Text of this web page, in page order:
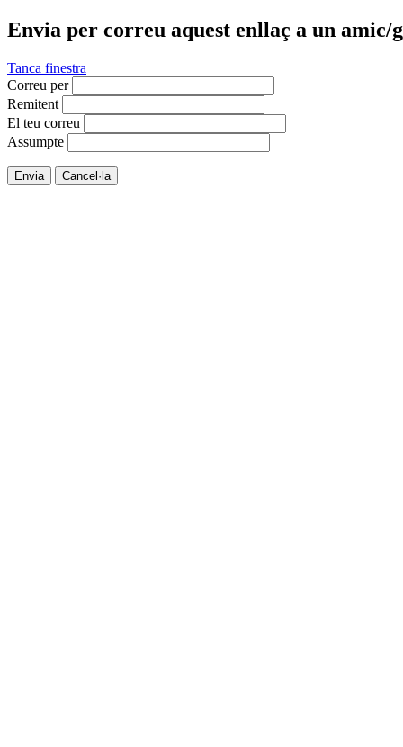
Envia per correu aquest enllaç a un amic/
Tanca finestra
Correu per
Remitent
El teu correu
Assumpte
Envia Cancel·la